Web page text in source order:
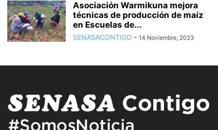
Asociación Warmikuna mejora
técnicas de producción de maíz
en Escuelas de...
SENASACONTIGO - 14 Noviembre, 2023